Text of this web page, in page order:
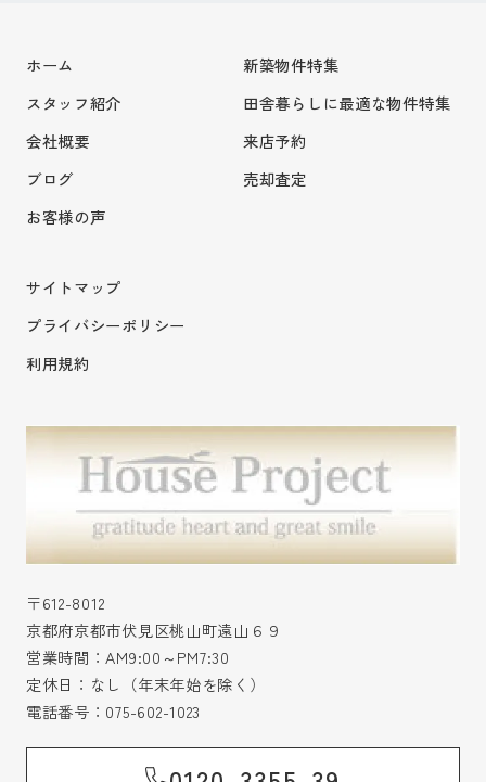
ホーム
スタッフ紹介
会社概要
ブログ
お客様の声
新築物件特集
田舎暮らしに最適な物件特集
来店予約
売却査定
サイトマップ
プライバシーポリシー
利用規約
〒612-8012
京都府京都市伏見区桃山町遠山６９
営業時間：AM9:00～PM7:30
定休日：なし（年末年始を除く）
電話番号： 075-602-1023